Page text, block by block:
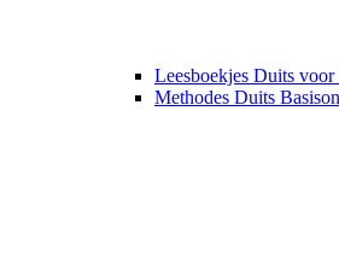
Leesboekjes Duits
Methodes Duits